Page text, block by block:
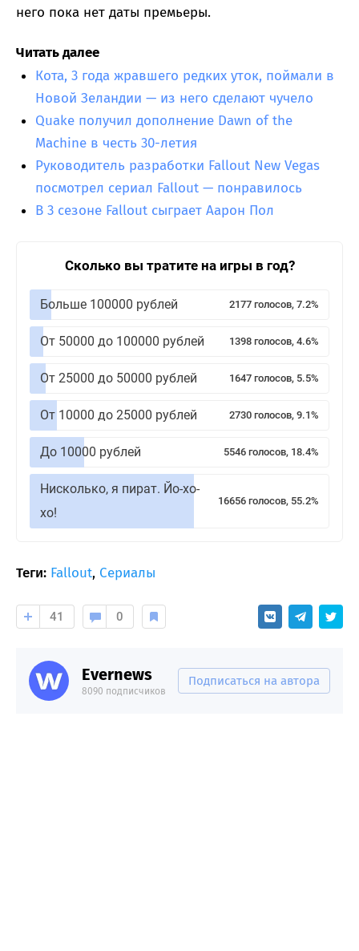
него пока нет даты премьеры.
Читать далее
Кота, 3 года жравшего редких уток, поймали в
Новой Зеландии — из него сделают чучело
Quake получил дополнение Dawn of the
Machine в честь 30-летия
Руководитель разработки Fallout New Vegas
посмотрел сериал Fallout — понравилось
В 3 сезоне Fallout сыграет Аарон Пол
Сколько вы тратите на игры в год?
Больше 100000 рублей 2177 голосов, 7.2%
От 50000 до 100000 рублей 1398 голосов, 4.6%
От 25000 до 50000 рублей 1647 голосов, 5.5%
От 10000 до 25000 рублей 2730 голосов, 9.1%
До 10000 рублей 5546 голосов, 18.4%
Нисколько, я пират. Йо-хо-
хо!
16656 голосов, 55.2%
Теги: Fallout, Сериалы
41 0
Evernews
8090 подписчиков
Подписаться на автора